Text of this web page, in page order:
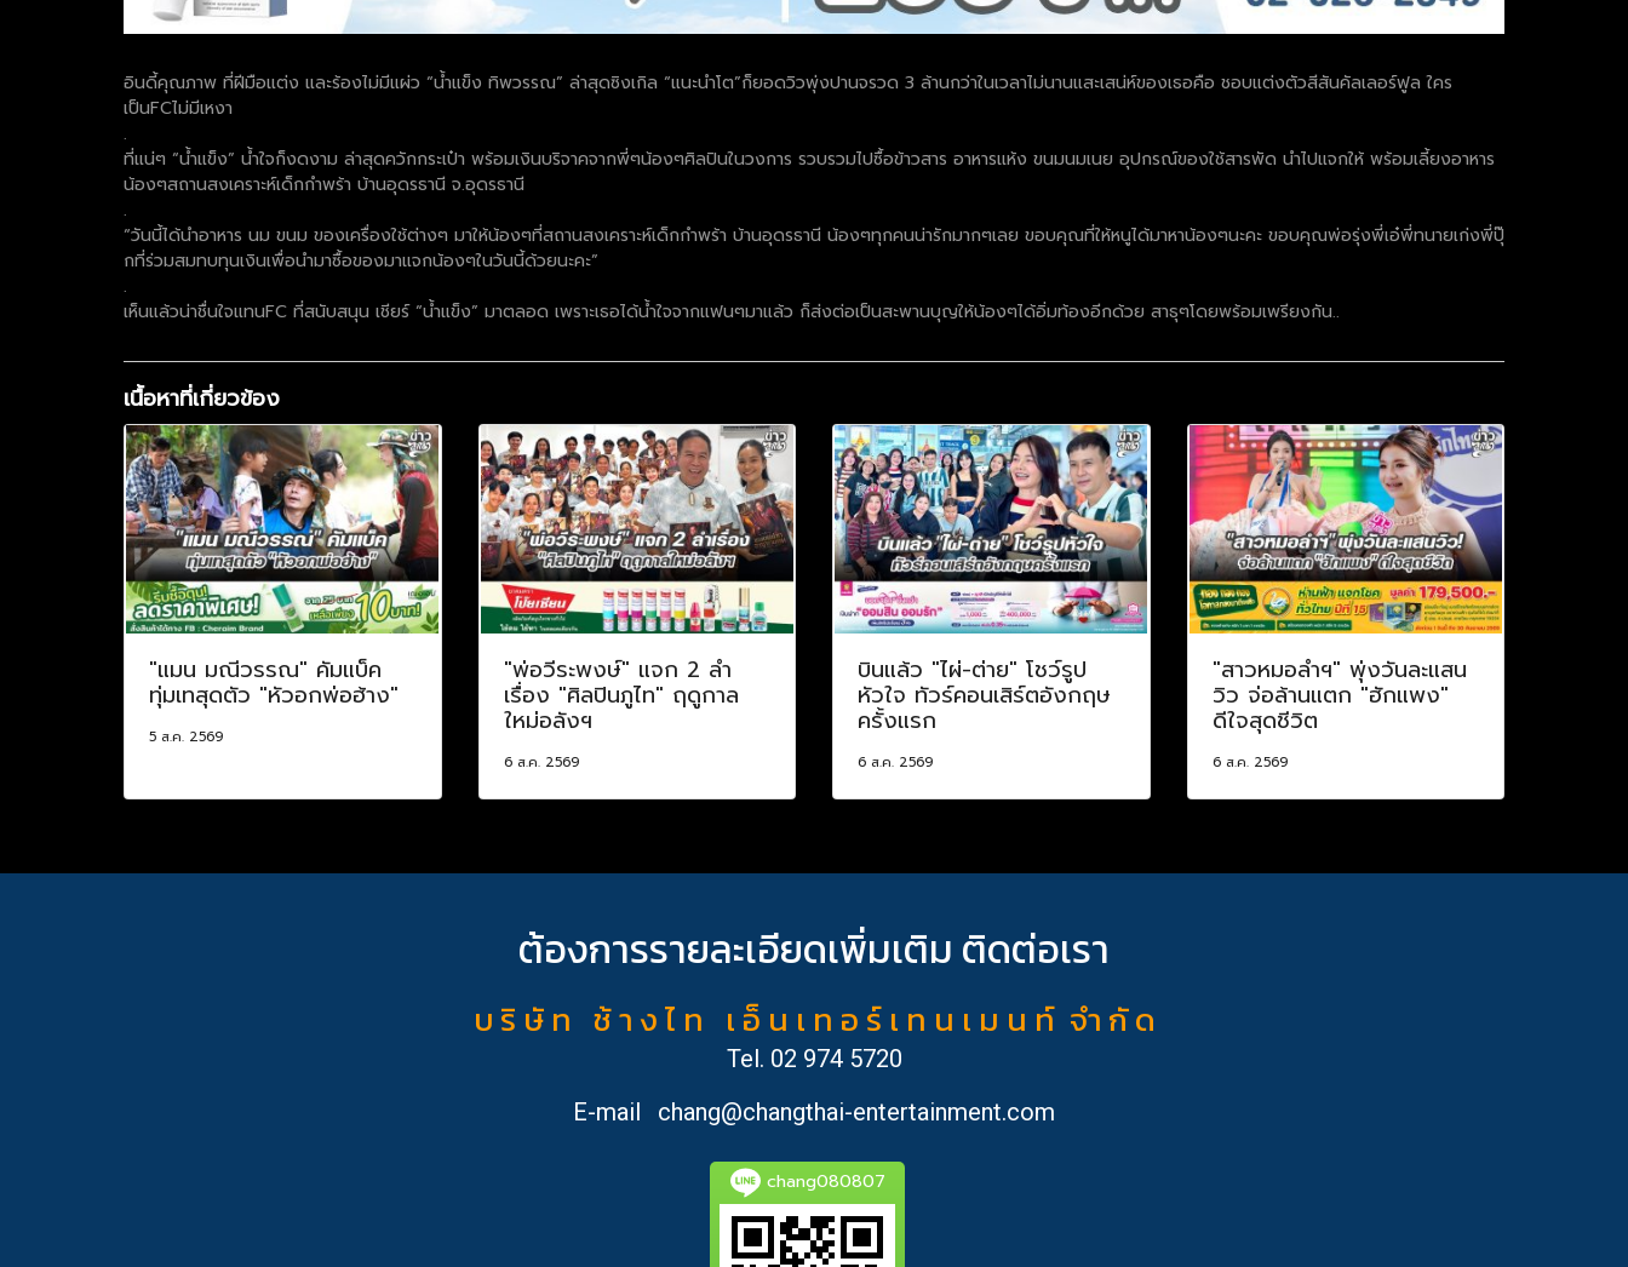
อินดี้คุณภาพ ที่ฝีมือแต่ง และร้องไม่มีแผ่ว “น้ำแข็ง ทิพวรรณ” ล่าสุดซิงเกิล “แนะนำโต”ก็ยอดวิวพุ่งปานจรวด 3 ล้านกว่าในเวลาไม่นานแสะเสน่ห์ของเธอคือ ชอบแต่งตัวสีสันคัลเลอร์ฟูล ใคร
เป็นFCไม่มีเหงา
.
ที่แน่ๆ “น้ำแข็ง” น้ำใจก็งดงาม ล่าสุดควักกระเป๋า พร้อมเงินบริจาคจากพี่ๆน้องๆศิลปินในวงการ รวบรวมไปซื้อข้าวสาร อาหารแห้ง ขนมนมเนย อุปกรณ์ของใช้สารพัด นำไปแจกให้ พร้อมเลี้ยงอาหาร
น้องๆสถานสงเคราะห์เด็กกำพร้า บ้านอุดรธานี จ.อุดรธานี
.
“วันนี้ได้นำอาหาร นม ขนม ของเครื่องใช้ต่างๆ มาให้น้องๆที่สถานสงเคราะห์เด็กกำพร้า บ้านอุดรธานี น้องๆทุกคนน่ารักมากๆเลย ขอบคุณที่ให้หนูได้มาหาน้องๆนะคะ ขอบคุณพ่อรุ่งพี่เอ๋พี่ทนายเก่งพี่ปุ๊
กที่ร่วมสมทบทุนเงินเพื่อนำมาซื้อของมาแจกน้องๆในวันนี้ด้วยนะคะ”
.
เห็นแล้วน่าชื่นใจแทนFC ที่สนับสนุน เชียร์ “น้ำแข็ง” มาตลอด เพราะเธอได้น้ำใจจากแฟนๆมาแล้ว ก็ส่งต่อเป็นสะพานบุญให้น้องๆได้อิ่มท้องอีกด้วย สาธุๆโดยพร้อมเพรียงกัน..
เนื้อหาที่เกี่ยวข้อง
"แมน มณีวรรณ" คัมแบ็ค
ทุ่มเทสุดตัว "หัวอกพ่อฮ้าง"
5 ส.ค. 2569
"พ่อวีระพงษ์" แจก 2 ลำ
เรื่อง "ศิลปินภูไท" ฤดูกาล
ใหม่อลังฯ
6 ส.ค. 2569
บินแล้ว "ไผ่-ต่าย" โชว์รูป
หัวใจ ทัวร์คอนเสิร์ตอังกฤษ
ครั้งแรก
6 ส.ค. 2569
"สาวหมอลำฯ" พุ่งวันละแสน
วิว จ่อล้านแตก "ฮักแพง"
ดีใจสุดชีวิต
6 ส.ค. 2569
ต้องการรายละเอียดเพิ่มเติม ติดต่อเรา
บ ริ ษั ท ช้ า ง ไ ท เ อ็ น เ ท อ ร์ เ ท น เ ม น ท์ จำ กั ด
Tel. 02 974 5720
E-mail
chang@changthai-entertainment.com
chang080807